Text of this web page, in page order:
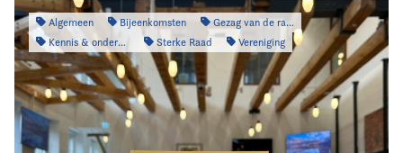
Algemeen Bijeenkomsten
Gezag van de raad
Kennis & onderzoek
Sterke Raad Vereniging